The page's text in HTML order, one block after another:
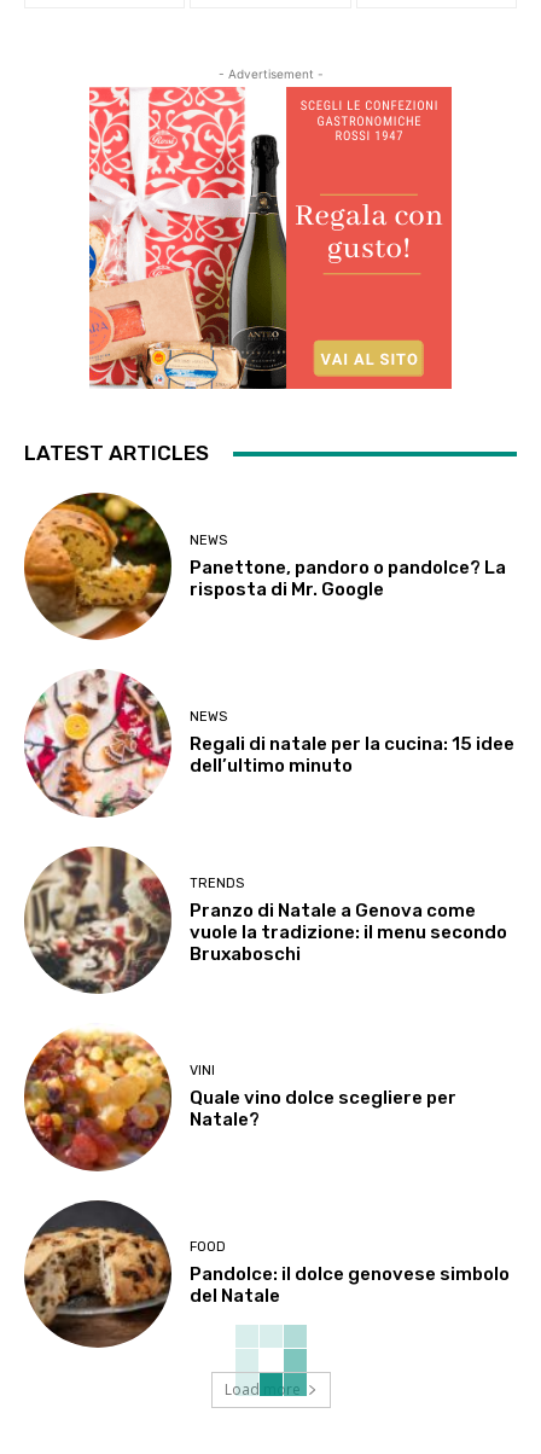
- Advertisement -
LATEST ARTICLES
NEWS
Panettone, pandoro o pandolce? La
risposta di Mr. Google
NEWS
Regali di natale per la cucina: 15 idee
dell’ultimo minuto
TRENDS
Pranzo di Natale a Genova come
vuole la tradizione: il menu secondo
Bruxaboschi
VINI
Quale vino dolce scegliere per
Natale?
FOOD
Pandolce: il dolce genovese simbolo
del Natale
Load more